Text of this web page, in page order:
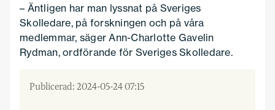
– Äntligen har man lyssnat på Sveriges
Skolledare, på forskningen och på våra
medlemmar, säger Ann-Charlotte Gavelin
Rydman, ordförande för Sveriges Skolledare.
Publicerad: 2024-05-24 07:15